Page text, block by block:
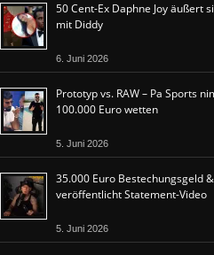
50 Cent-Ex Daphne Joy äußert
mit Diddy
6. Juni 2026
Prototyp vs. RAW – Pa Sports
100.000 Euro wetten
5. Juni 2026
35.000 Euro Bestechungsgeld
veröffentlicht Statement-Video
5. Juni 2026